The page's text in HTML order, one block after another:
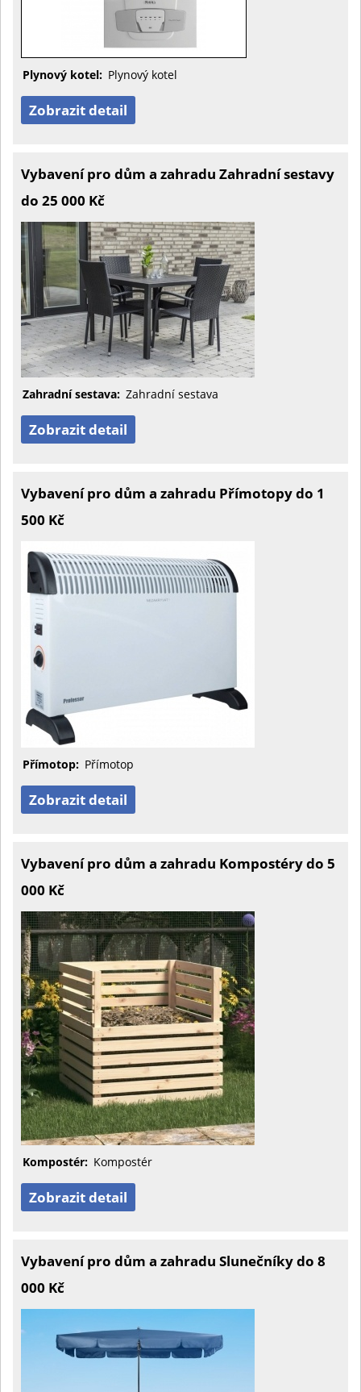
Plynový kotel: Plynový kotel
Zobrazit detail
Vybavení pro dům a zahradu Zahradní sestavy
do 25 000 Kč
Zahradní sestava: Zahradní sestava
Zobrazit detail
Vybavení pro dům a zahradu Přímotopy do 1
500 Kč
Přímotop: Přímotop
Zobrazit detail
Vybavení pro dům a zahradu Kompostéry do 5
000 Kč
Kompostér: Kompostér
Zobrazit detail
Vybavení pro dům a zahradu Slunečníky do 8
000 Kč